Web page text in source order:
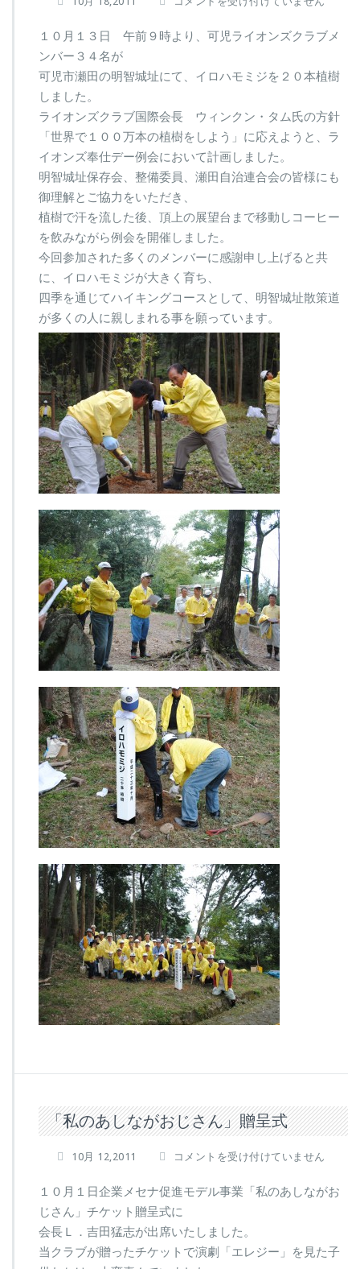
ラ
ン
奉
仕
デ
ー
例
会
の
植
樹
は
１０月１３日 午前９時より、可児ライオンズクラブメ
ンバー３４名が
可児市瀬田の明智城址にて、イロハモミジを２０本植樹
しました。
ライオンズクラブ国際会長 ウィンクン・タム氏の方針
「世界で１００万本の植樹をしよう」に応えようと、ラ
イオンズ奉仕デー例会において計画しました。
明智城址保存会、整備委員、瀬田自治連合会の皆様にも
御理解とご協力をいただき、
植樹で汗を流した後、頂上の展望台まで移動しコーヒー
を飲みながら例会を開催しました。
今回参加された多くのメンバーに感謝申し上げると共
に、イロハモミジが大きく育ち、
四季を通じてハイキングコースとして、明智城址散策道
が多くの人に親しまれる事を願っています。
「私のあしながおじさん」贈呈式
10月 12,2011
「私
あ
な
が
お
コメントを受け付けていません
１０月１日企業メセナ促進モデル事業「私のあしながお
じさん」チケット贈呈式に
会長Ｌ．吉田猛志が出席いたしました。
当クラブが贈ったチケットで演劇「エレジー」を見た子